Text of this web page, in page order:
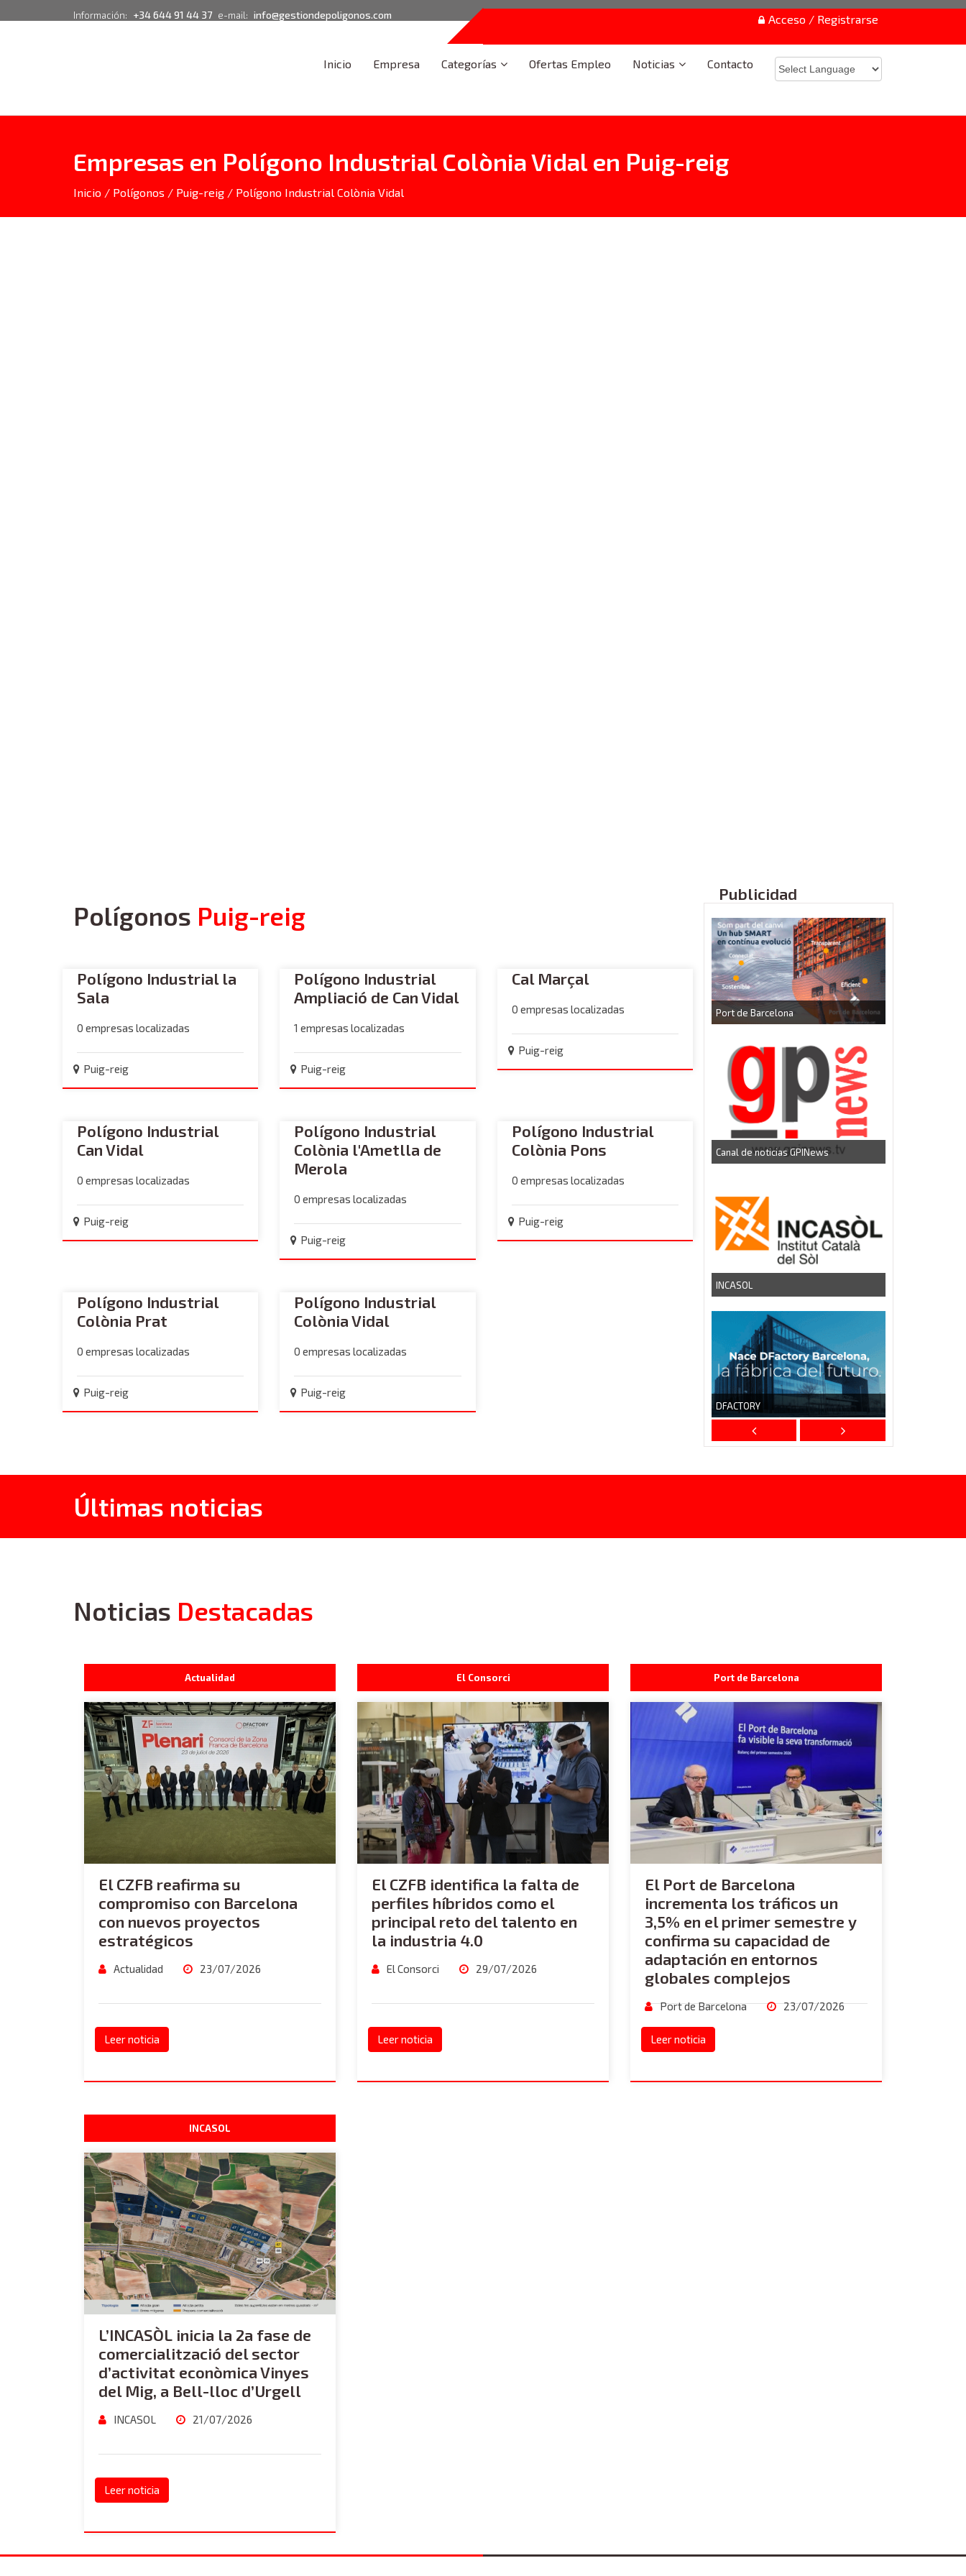
Información: +34 644 91 44 37 e-mail: info@gestiondepoligonos.com Acceso / Registrarse
Inicio Empresa Categorías Ofertas Empleo Noticias Contacto
Empresas en Polígono Industrial Colònia Vidal en Puig-reig
Inicio / Polígonos / Puig-reig / Polígono Industrial Colònia Vidal
Polígonos Puig-reig
Polígono Industrial la
Sala
0 empresas localizadas
Puig-reig
Polígono Industrial
Ampliació de Can Vidal
1 empresas localizadas
Puig-reig
Cal Marçal
0 empresas localizadas
Puig-reig
Polígono Industrial
Can Vidal
0 empresas localizadas
Puig-reig
Polígono Industrial
Colònia l'Ametlla de
Merola
0 empresas localizadas
Puig-reig
Polígono Industrial
Colònia Pons
0 empresas localizadas
Puig-reig
Polígono Industrial
Colònia Prat
0 empresas localizadas
Puig-reig
Polígono Industrial
Colònia Vidal
0 empresas localizadas
Puig-reig
Publicidad
Canal de noticias GPINews
Port de Barcelona
Canal de noticias GPINews
INCASOL
DFACTORY
Últimas noticias
Noticias Destacadas
Actualidad
El CZFB reafirma su
compromiso con Barcelona
con nuevos proyectos
estratégicos
Actualidad 23/07/2026
Leer noticia
El Consorci
El CZFB identifica la falta de
perfiles híbridos como el
principal reto del talento en
la industria 4.0
El Consorci 29/07/2026
Leer noticia
Port de Barcelona
El Port de Barcelona
incrementa los tráficos un
3,5% en el primer semestre y
confirma su capacidad de
adaptación en entornos
globales complejos
Port de Barcelona 23/07/2026
Leer noticia
INCASOL
L’INCASÒL inicia la 2a fase de
comercialització del sector
d’activitat econòmica Vinyes
del Mig, a Bell-lloc d’Urgell
INCASOL 21/07/2026
Leer noticia